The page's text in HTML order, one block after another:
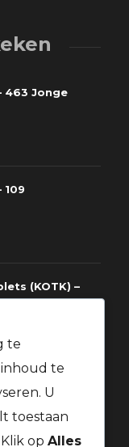
463 Jonge
109
(KOTK) –
te
te
U
toestaan
op Alles